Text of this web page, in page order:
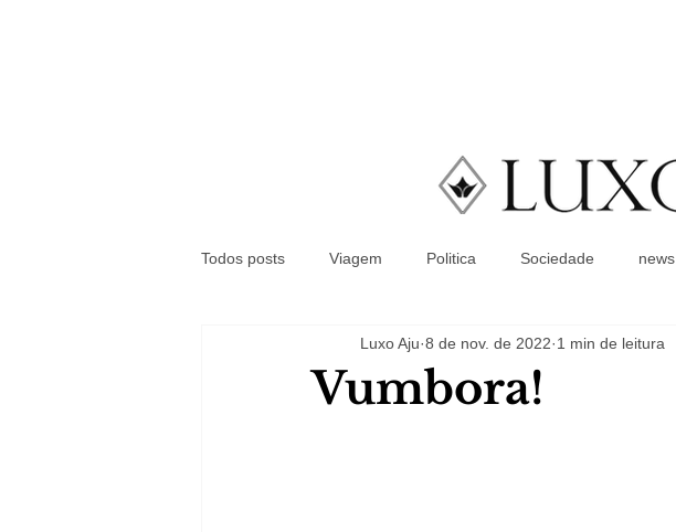
Todos posts Viagem Politica Sociedade news
Vumbora!
Luxo Aju 8 de nov. de 2022 1 min de leitura